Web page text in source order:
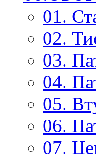
01.
02.
03.
04.
05.
06.
07.